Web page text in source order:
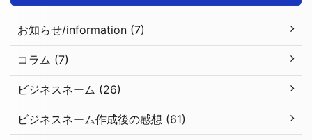
お知らせ/information (7)
コラム (7)
ビジネスネーム (26)
ビジネスネーム作成後の感想 (61)